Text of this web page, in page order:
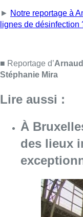
Photo : Défense
On retrouve sur place
Notre reportage à
lignes de désinfection
■ Reportage d’
Stéphanie Mira